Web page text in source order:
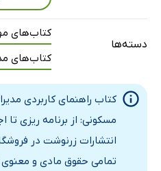
آگاهی از فناوری و نوآوری
تعامل با ساکنان
ارزیابی و بهبود مستمر
آشنایی با قوانین و مقررات ملی
منابع و مراجع
کتاب‌ها
دسته‌ها
کتاب‌های
کتاب‌های
کتاب راهنمای کاربردی
مسکونی: از برنامه ریزی تا
انتشارات زرنوشت در
تمامی حقوق مادی و معنوی